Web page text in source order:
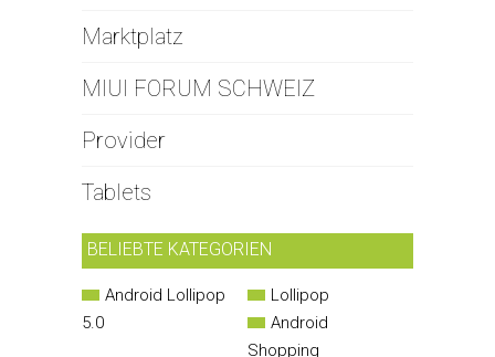
Marktplatz
MIUI FORUM SCHWEIZ
Provider
Tablets
BELIEBTE KATEGORIEN
Android Lollipop
5.0
Lollipop
Android
Shopping